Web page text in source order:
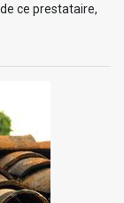
ce prestataire,